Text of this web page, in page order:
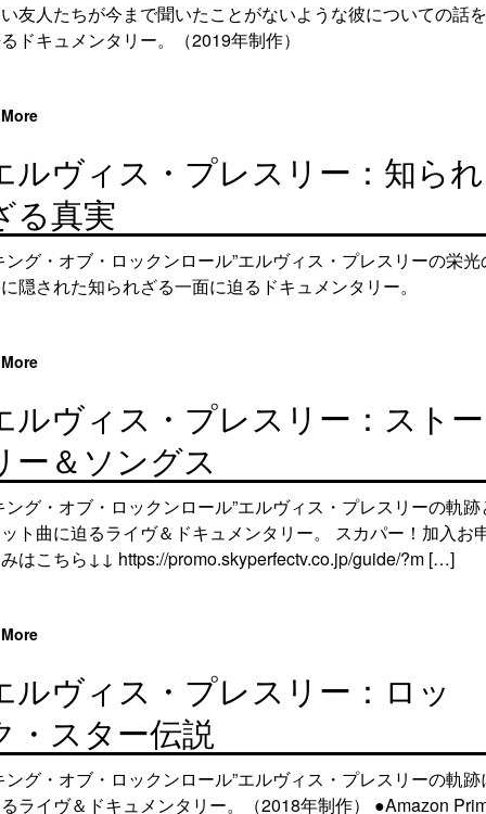
友人たちが今まで聞いたことがないような彼についての話を
ドキュメンタリー。（2019年制作）
More
ルヴィス・プレスリー：知られ
る真実
ング・オブ・ロックンロール”エルヴィス・プレスリーの栄光
隠された知られざる一面に迫るドキュメンタリー。
More
ルヴィス・プレスリー：ストー
ー＆ソングス
ング・オブ・ロックンロール”エルヴィス・プレスリーの軌跡
ト曲に迫るライヴ＆ドキュメンタリー。 スカパー！加入お
はこちら↓↓ https://promo.skyperfectv.co.jp/guide/?m […]
More
ルヴィス・プレスリー：ロッ
・スター伝説
ング・オブ・ロックンロール”エルヴィス・プレスリーの軌跡
ライヴ＆ドキュメンタリー。（2018年制作） ●Amazon